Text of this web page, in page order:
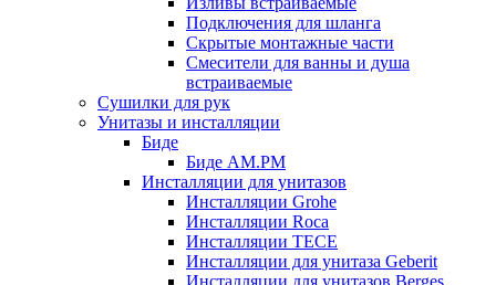
Подключения для шланга
Скрытые монтажные части
Смесители для ванны и душа
встраиваемые
Сушилки для рук
Унитазы и инсталляции
Биде
Биде AM.PM
Инсталляции для унитазов
Инсталляции Grohe
Инсталляции Roca
Инсталляции TECE
Инсталляции для унитаза Geberit